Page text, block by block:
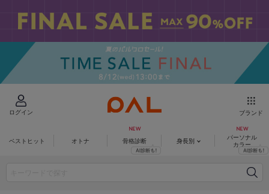
ログイン ブランド
ベストヒット オトナ 骨格診断 身長別
パーソナル
カラー